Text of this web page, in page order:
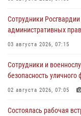
Сотрудники
административных
03 августа 2026, 07:15
Сотрудники и
безопасность уличного
02 августа 2026, 07:05
Состоялась рабочая